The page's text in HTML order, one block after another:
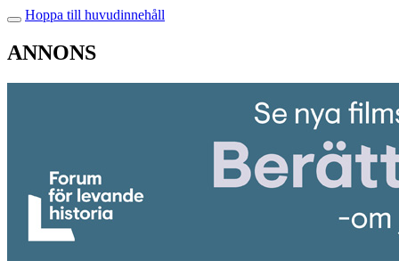
Hoppa till huvudinnehåll
ANNONS